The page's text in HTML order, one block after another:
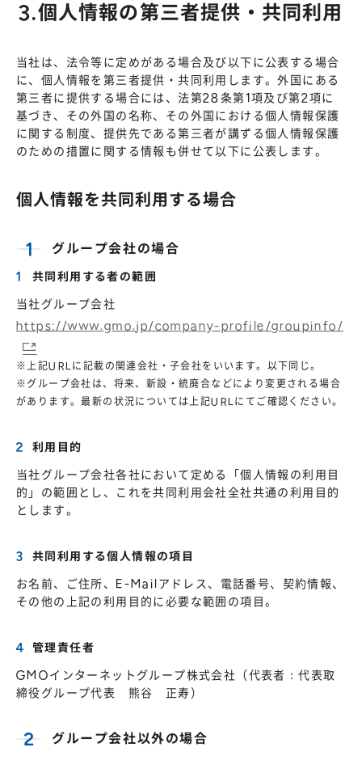
3.個人情報の第三者提供・共同利用
当社は、法令等に定めがある場合及び以下に公表する場合
に、個人情報を第三者提供・共同利用します。外国にある
第三者に提供する場合には、法第28条第1項及び第2項に
基づき、その外国の名称、その外国における個人情報保護
に関する制度、提供先である第三者が講ずる個人情報保護
のための措置に関する情報も併せて以下に公表します。
個人情報を共同利用する場合
グループ会社の場合
共同利用する者の範囲
当社グループ会社
https://www.gmo.jp/company-profile/groupinfo/
※上記URLに記載の関連会社・子会社をいいます。以下同じ。
※グループ会社は、将来、新設・統廃合などにより変更される場合
があります。最新の状況については上記URLにてご確認ください。
利用目的
当社グループ会社各社において定める「個人情報の利用目
的」の範囲とし、これを共同利用会社全社共通の利用目的
とします。
共同利用する個人情報の項目
お名前、ご住所、E-Mailアドレス、電話番号、契約情報、
その他の上記の利用目的に必要な範囲の項目。
管理責任者
GMOインターネットグループ株式会社（代表者：代表取
締役グループ代表 熊谷 正寿）
グループ会社以外の場合